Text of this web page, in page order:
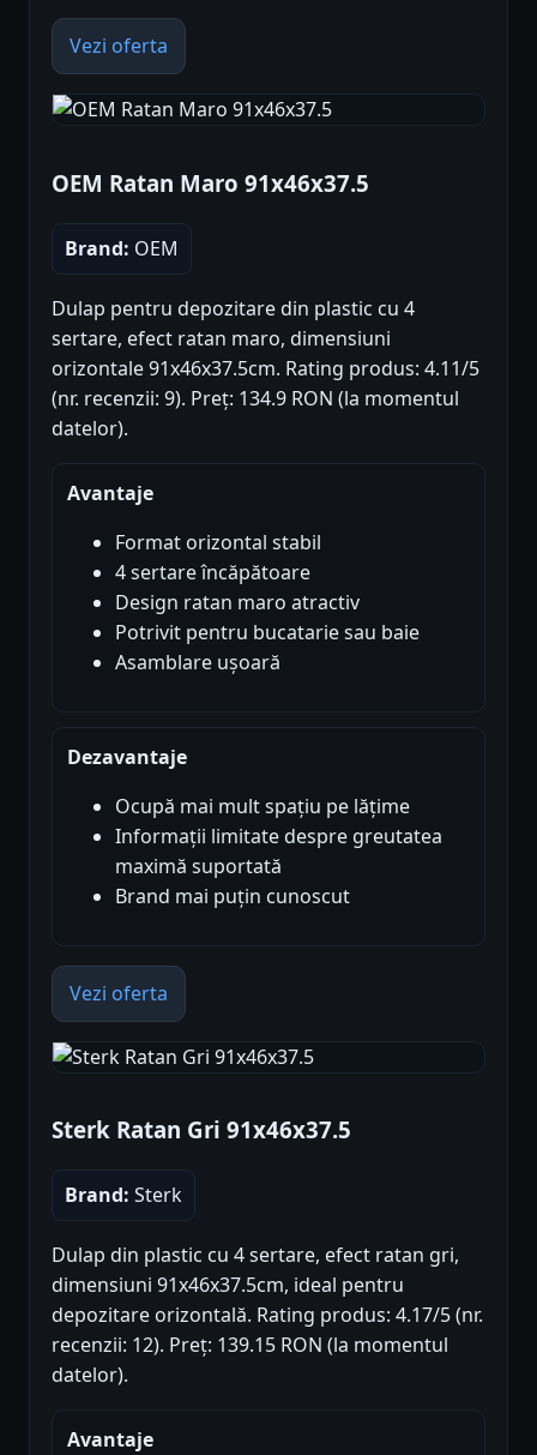
Vezi oferta
OEM Ratan Maro 91x46x37.5
Brand: OEM
Dulap pentru depozitare din plastic cu 4
sertare, efect ratan maro, dimensiuni
orizontale 91x46x37.5cm. Rating produs: 4.11/5
(nr. recenzii: 9). Preț: 134.9 RON (la momentul
datelor).
Avantaje
Format orizontal stabil
4 sertare încăpătoare
Design ratan maro atractiv
Potrivit pentru bucatarie sau baie
Asamblare ușoară
Dezavantaje
Ocupă mai mult spațiu pe lățime
Informații limitate despre greutatea
maximă suportată
Brand mai puțin cunoscut
Vezi oferta
Sterk Ratan Gri 91x46x37.5
Brand: Sterk
Dulap din plastic cu 4 sertare, efect ratan gri,
dimensiuni 91x46x37.5cm, ideal pentru
depozitare orizontală. Rating produs: 4.17/5 (nr.
recenzii: 12). Preț: 139.15 RON (la momentul
datelor).
Avantaje